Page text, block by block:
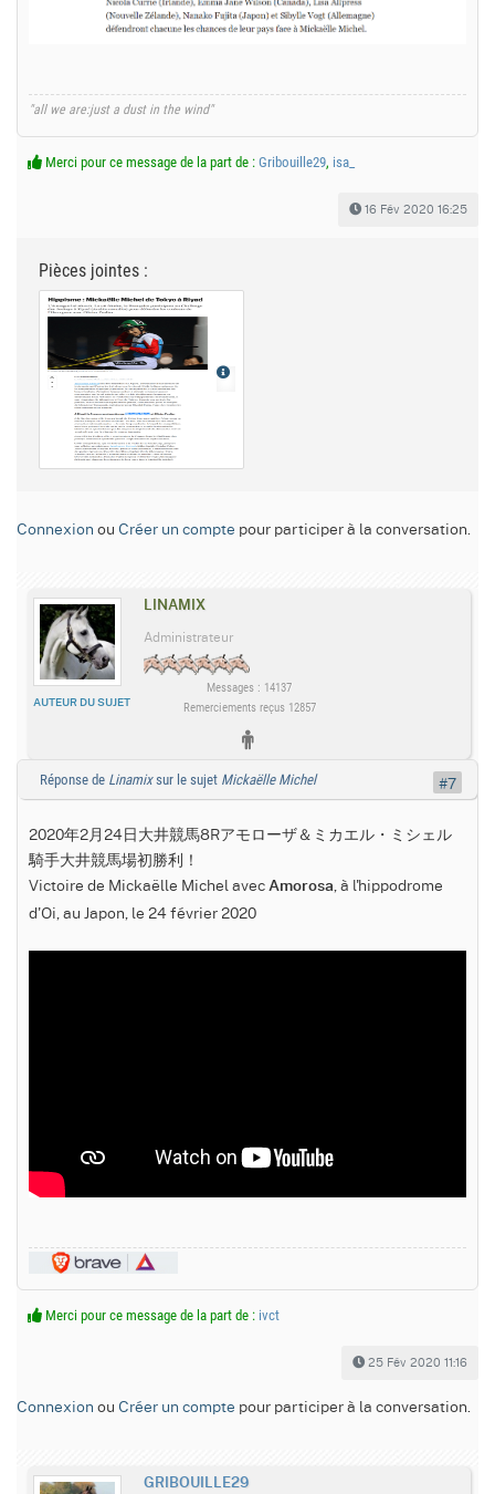
"all we are:just a dust in the wind"
Merci pour ce message de la part de : Gribouille29, isa_
16 Fév 2020 16:25
Pièces jointes :
Connexion ou Créer un compte pour participer à la conversation.
LINAMIX
AUTEUR DU SUJET
Administrateur
Messages : 14137
Remerciements reçus 12857
Réponse de Linamixsur le sujet Mickaëlle Michel
2020年2月24日大井競馬8Rアモローザ＆ミカエル・ミシェル
騎手大井競馬場初勝利！
Victoire de Mickaëlle Michel avec Amorosa , à l'hippodrome
d'Oi, au Japon, le 24 février 2020
Merci pour ce message de la part de : ivct
25 Fév 2020 11:16
#7
Connexion ou Créer un compte pour participer à la conversation.
GRIBOUILLE29